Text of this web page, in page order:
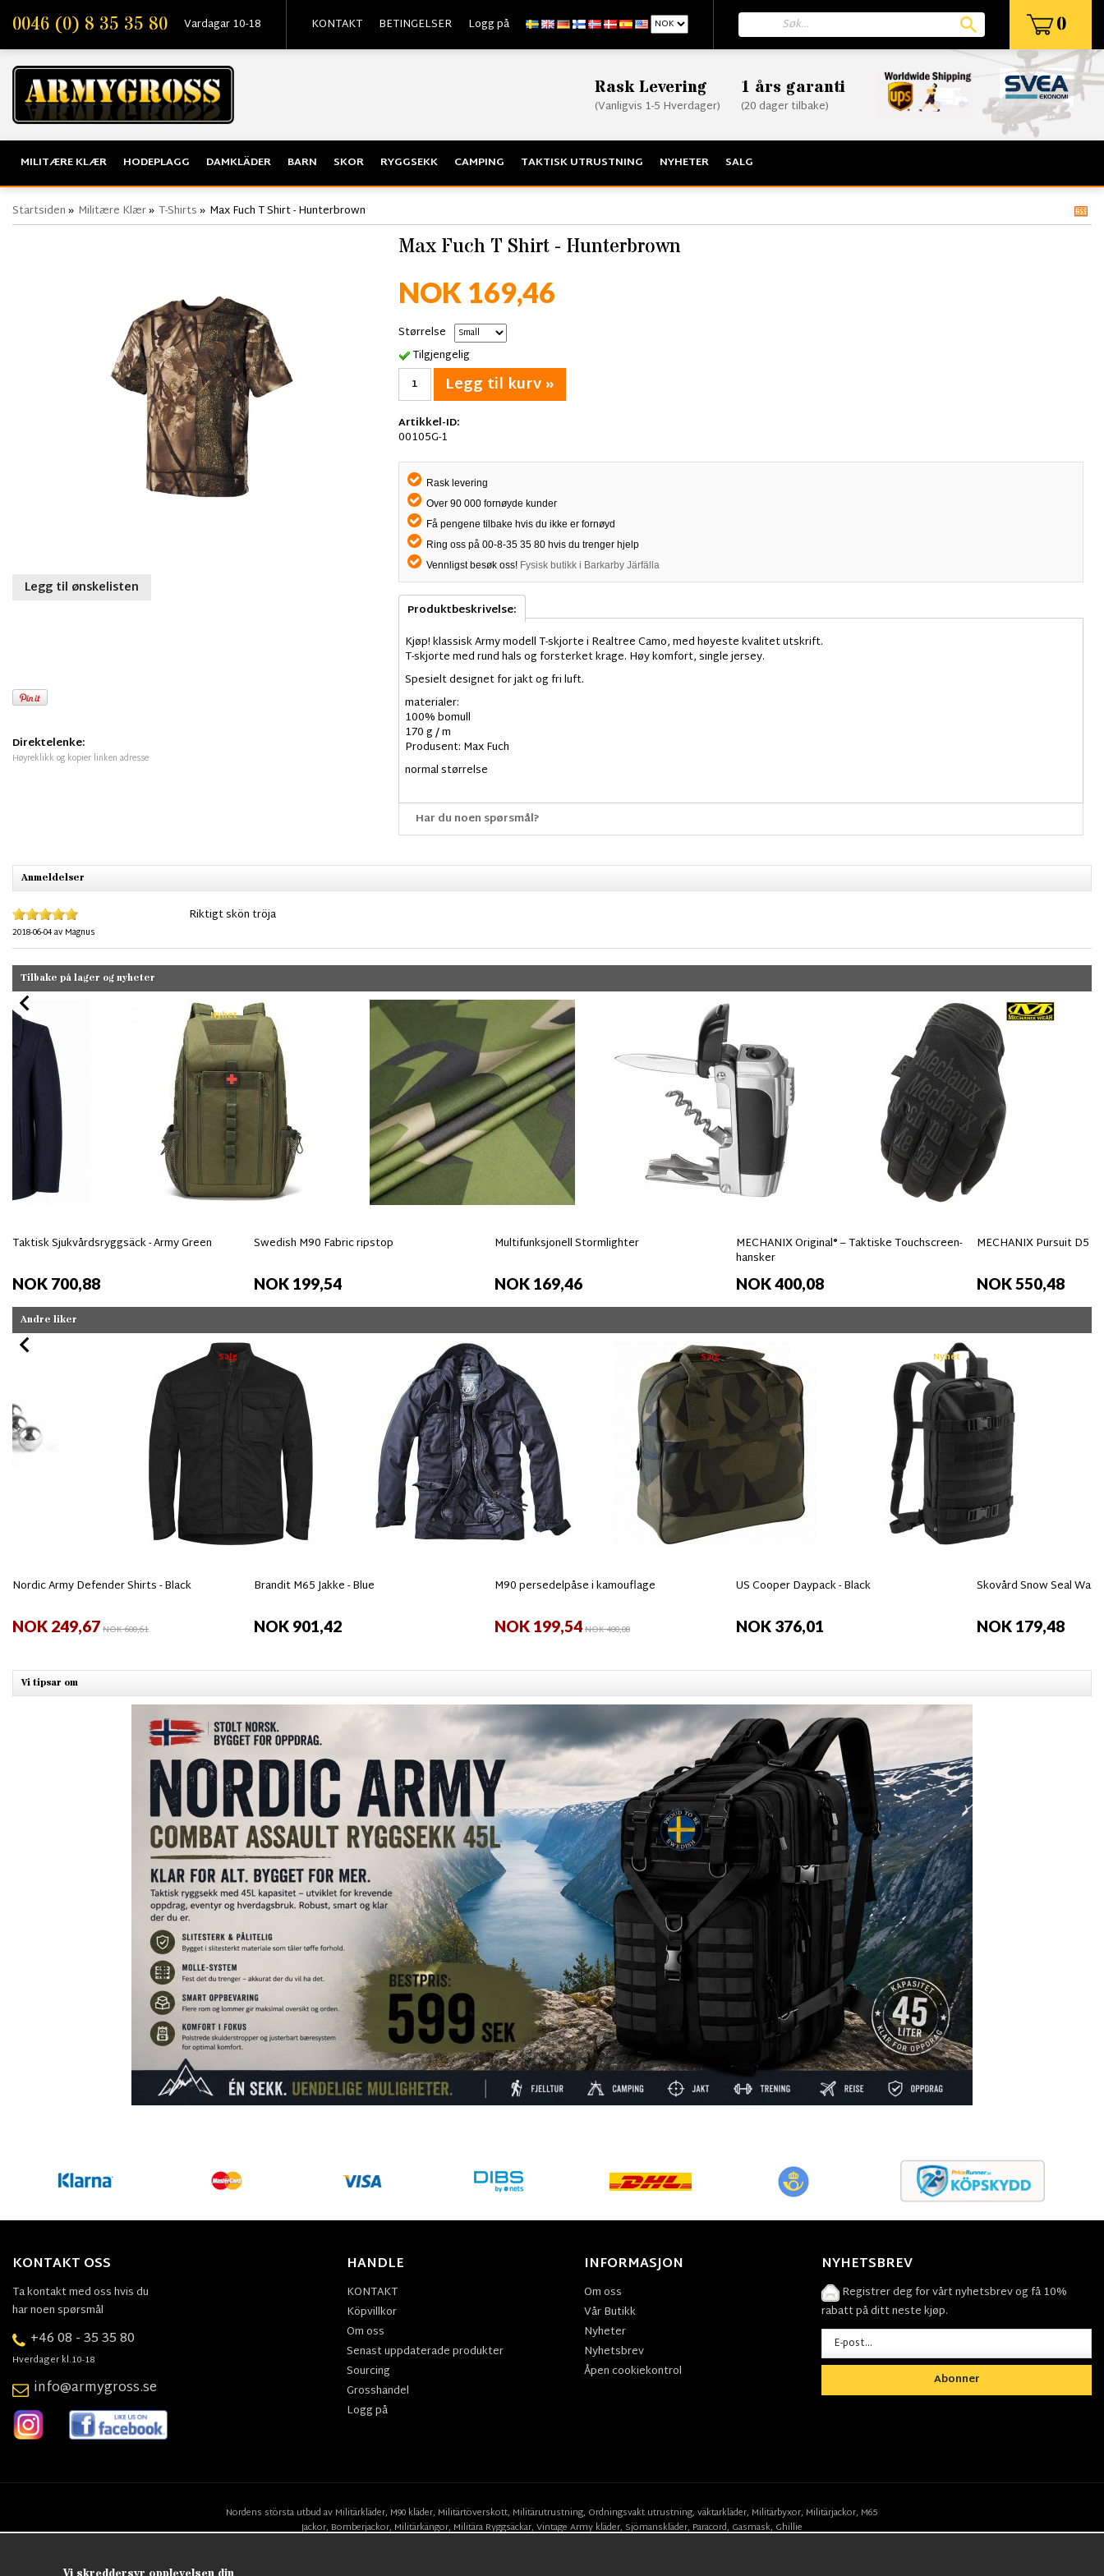
0046 (0) 8 35 35 80 Vardagar 10-18 KONTAKT BETINGELSER Logg på 0
Rask Levering
(Vanligvis 1-5 Hverdager)
1 års garanti
(20 dager tilbake)
MILITÆRE KLÆR HODEPLAGG DAMKLÄDER BARN SKOR RYGGSEKK CAMPING TAKTISK UTRUSTNING NYHETER SALG
Startsiden» Militære Klær» T-Shirts» Max Fuch T Shirt - Hunterbrown
Legg til ønskelisten
Direktelenke:
Høyreklikk og kopier linken adresse
Max Fuch T Shirt - Hunterbrown
NOK 169,46
Størrelse
Tilgjengelig
Legg til kurv »
Artikkel-ID:
00105G-1
Rask levering
Over 90 000 fornøyde kunder
Få pengene tilbake hvis du ikke er fornøyd
Ring oss på 00-8-35 35 80 hvis du trenger hjelp
Vennligst besøk oss! Fysisk butikk i Barkarby Järfälla
Produktbeskrivelse:
Kjøp! klassisk Army modell T-skjorte i Realtree Camo, med høyeste kvalitet utskrift.
T-skjorte med rund hals og forsterket krage. Høy komfort, single jersey.
Spesielt designet for jakt og fri luft.
materialer:
100% bomull
170 g / m
Produsent: Max Fuch
normal størrelse
Har du noen spørsmål?
Anmeldelser
2018-06-04av Magnus
Riktigt skön tröja
Tilbake på lager og nyheter
Nyhet
Taktisk Sjukvårdsryggsäck - Army Green
NOK 700,88
Swedish M90 Fabric ripstop
NOK 199,54
Multifunksjonell Stormlighter
NOK 169,46
MECHANIX Original® – Taktiske Touchscreen-
hansker
NOK 400,08
MECHANIX Pursuit D5
NOK 550,48
Andre liker
Salg
Nordic Army Defender Shirts - Black
NOK 249,67NOK 600,61
Brandit M65 Jakke - Blue
NOK 901,42
Salg
M90 persedelpåse i kamouflage
NOK 199,54NOK 400,08
Nyhet
US Cooper Daypack - Black
NOK 376,01
Skovård Snow Seal Wax
NOK 179,48
Vi tipsar om
KONTAKT OSS
Ta kontakt med oss hvis du
har noen spørsmål
+46 08 - 35 35 80
Hverdager kl.10-18
info@armygross.se
HANDLE
KONTAKT
Köpvillkor
Om oss
Senast uppdaterade produkter
Sourcing
Grosshandel
Logg på
INFORMASJON
Om oss
Vår Butikk
Nyheter
Nyhetsbrev
Åpen cookiekontrol
NYHETSBREV
Registrer deg for vårt nyhetsbrev og få 10%
rabatt på ditt neste kjøp.
Abonner
Nordens största utbud av Militärkläder, M90 kläder, Militärtöverskott, Militärutrustning, Ordningsvakt utrustning, väktarkläder, Militärbyxor, Militärjackor, M65
Jackor, Bomberjackor, Militärkängor, Militära Ryggsäckar, Vintage Army kläder, Sjömanskläder, Paracord, Gasmask, Ghillie